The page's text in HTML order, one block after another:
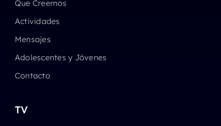
Que Creemos
Actividades
Mensajes
Adolescentes y Jóvenes
Contacto
TV